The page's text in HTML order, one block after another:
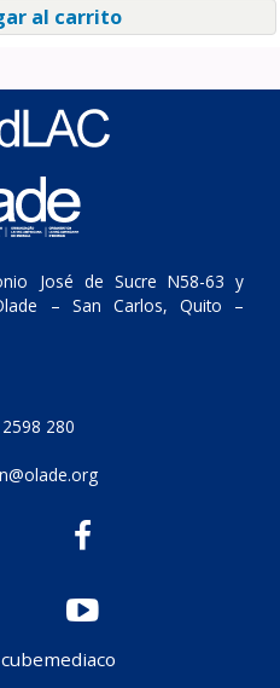
al carrito
José de Sucre N58-63 y
– San Carlos, Quito –
280